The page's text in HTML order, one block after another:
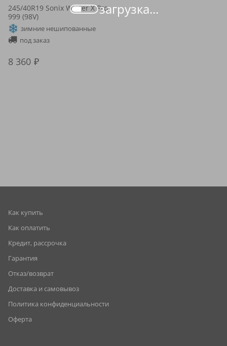
загрузка...
245/40R19 Sonix Winter X Pro
999 (98V)
зимние нешипованные
под заказ
8 360
Как купить
Как оплатить
Кредит, рассрочка
Гарантия
Отказ/возврат
Доставка и самовывоз
Политика конфиденциальности
Оферта